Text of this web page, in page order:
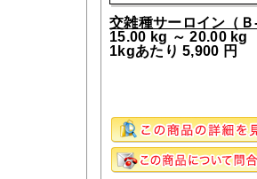
交雑種サーロイン（
15.00 kg ～ 20.00 kg
1kgあたり 5,900 円